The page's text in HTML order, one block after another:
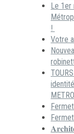
Le 1er
!
Votre